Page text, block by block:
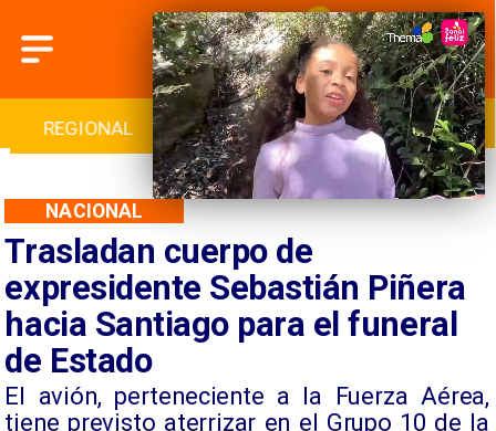
REGIONAL INTERNACIONAL DEPORTES
Trasladan cuerpo de
expresidente Sebastián Piñera
hacia Santiago para el funeral
de Estado
El avión, perteneciente a la Fuerza Aérea,
tiene previsto aterrizar en el Grupo 10 de la
NACIONAL